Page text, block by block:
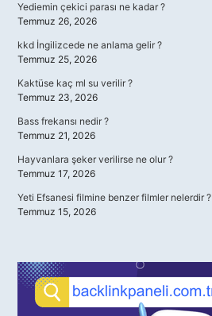
Yediemin çekici parası ne kadar ?
Temmuz 26, 2026
kkd İngilizcede ne anlama gelir ?
Temmuz 25, 2026
Kaktüse kaç ml su verilir ?
Temmuz 23, 2026
Bass frekansı nedir ?
Temmuz 21, 2026
Hayvanlara şeker verilirse ne olur ?
Temmuz 17, 2026
Yeti Efsanesi filmine benzer filmler nelerdir ?
Temmuz 15, 2026